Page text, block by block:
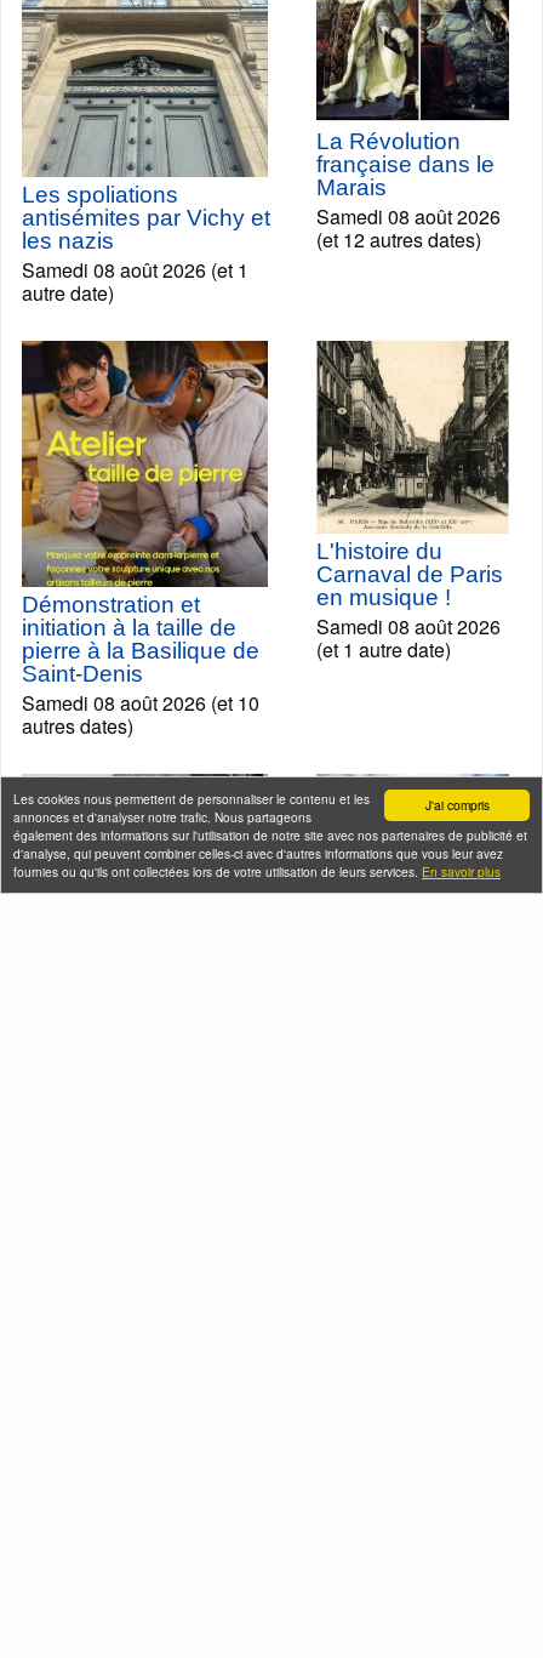
J'ai compris
Les cookies nous permettent de personnaliser le contenu et les
annonces et d'analyser notre trafic. Nous partageons
également des informations sur l'utilisation de notre site avec nos partenaires de publicité et
d'analyse, qui peuvent combiner celles-ci avec d'autres informations que vous leur avez
fournies ou qu'ils ont collectées lors de votre utilisation de leurs services. En savoir plus
Les spoliations
antisémites par Vichy et
les nazis
Samedi 08 août 2026 (et 1
autre date)
La Révolution
française dans le
Marais
Samedi 08 août 2026
(et 12 autres dates)
Démonstration et
initiation à la taille de
pierre à la Basilique de
Saint-Denis
Samedi 08 août 2026 (et 10
autres dates)
L'histoire du
Carnaval de Paris
en musique !
Samedi 08 août 2026
(et 1 autre date)